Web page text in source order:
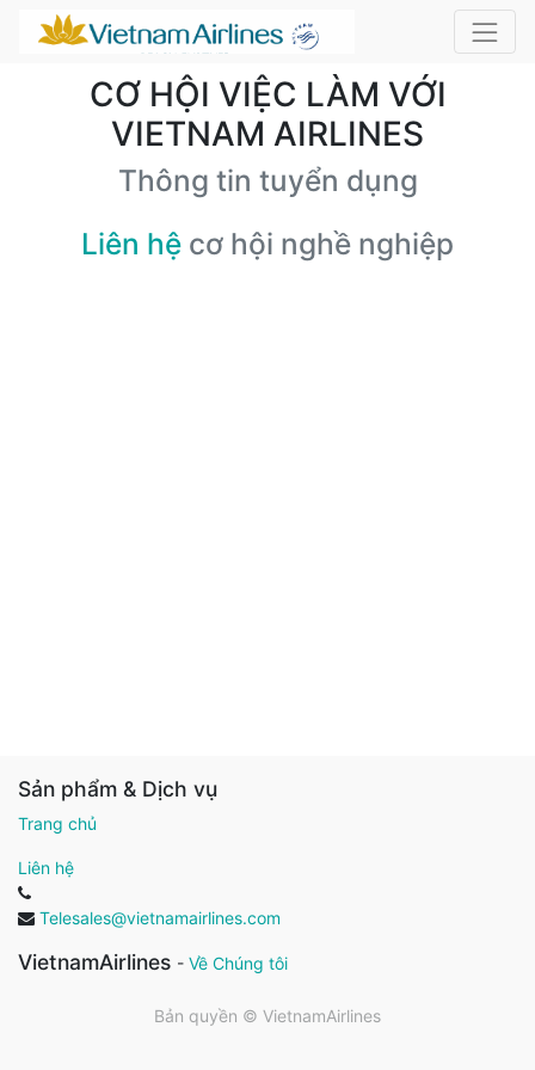
CƠ HỘI VIỆC LÀM VỚI
VIETNAM AIRLINES
Thông tin tuyển dụng
Liên hệ cơ hội nghề nghiệp
Sản phẩm & Dịch vụ
Trang chủ
Liên hệ
Telesales@vietnamairlines.com
VietnamAirlines - Về Chúng tôi
Bản quyền © VietnamAirlines